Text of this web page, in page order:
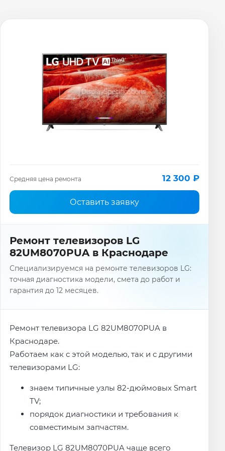
Средняя цена ремонта 12 300 ₽
Оставить заявку
Ремонт телевизоров LG
82UM8070PUA в Краснодаре
Специализируемся на ремонте телевизоров LG:
точная диагностика модели, смета до работ и
гарантия до 12 месяцев.
Ремонт телевизора LG 82UM8070PUA в
Краснодаре.
Работаем как с этой моделью, так и с другими
телевизорами LG:
знаем типичные узлы 82-дюймовых Smart
TV;
порядок диагностики и требования к
совместимым запчастям.
Телевизор LG 82UM8070PUA чаще всего